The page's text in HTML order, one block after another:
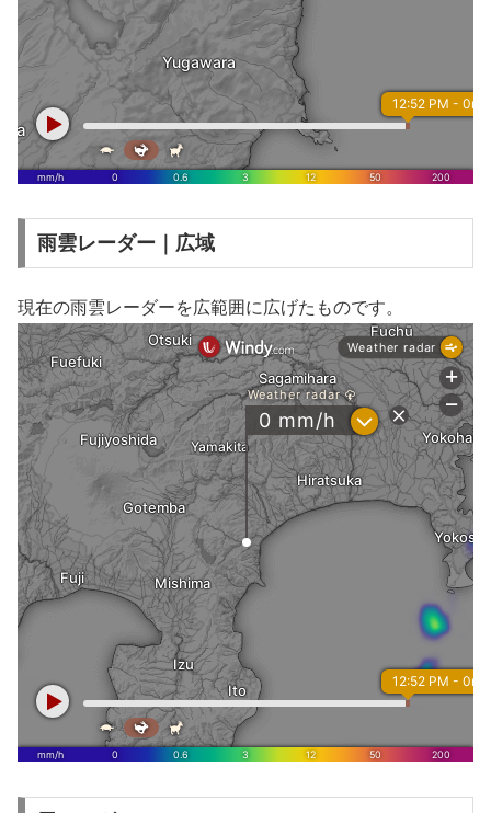
雨雲レーダー｜広域
現在の雨雲レーダーを広範囲に広げたものです。